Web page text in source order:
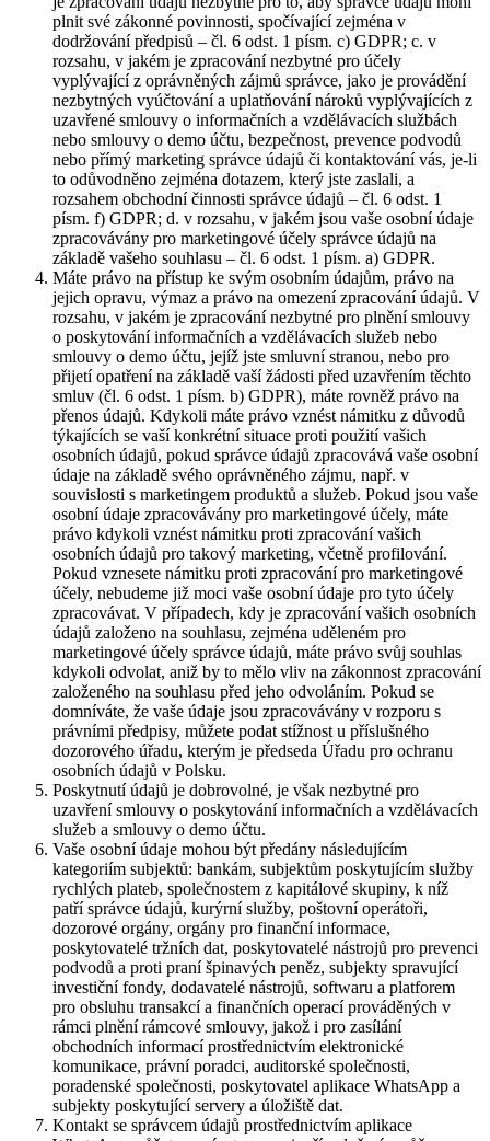
plnit své zákonné povinnosti, spočívající zejména v
dodržování předpisů – čl. 6 odst. 1 písm. c) GDPR; c. v
rozsahu, v jakém je zpracování nezbytné pro účely
vyplývající z oprávněných zájmů správce, jako je provádění
nezbytných vyúčtování a uplatňování nároků vyplývajících z
uzavřené smlouvy o informačních a vzdělávacích službách
nebo smlouvy o demo účtu, bezpečnost, prevence podvodů
nebo přímý marketing správce údajů či kontaktování vás, je-li
to odůvodněno zejména dotazem, který jste zaslali, a
rozsahem obchodní činnosti správce údajů – čl. 6 odst. 1
písm. f) GDPR; d. v rozsahu, v jakém jsou vaše osobní údaje
zpracovávány pro marketingové účely správce údajů na
základě vašeho souhlasu – čl. 6 odst. 1 písm. a) GDPR.
Máte právo na přístup ke svým osobním údajům, právo na
jejich opravu, výmaz a právo na omezení zpracování údajů. V
rozsahu, v jakém je zpracování nezbytné pro plnění smlouvy
o poskytování informačních a vzdělávacích služeb nebo
smlouvy o demo účtu, jejíž jste smluvní stranou, nebo pro
přijetí opatření na základě vaší žádosti před uzavřením těchto
smluv (čl. 6 odst. 1 písm. b) GDPR), máte rovněž právo na
přenos údajů. Kdykoli máte právo vznést námitku z důvodů
týkajících se vaší konkrétní situace proti použití vašich
osobních údajů, pokud správce údajů zpracovává vaše osobní
údaje na základě svého oprávněného zájmu, např. v
souvislosti s marketingem produktů a služeb. Pokud jsou vaše
osobní údaje zpracovávány pro marketingové účely, máte
právo kdykoli vznést námitku proti zpracování vašich
osobních údajů pro takový marketing, včetně profilování.
Pokud vznesete námitku proti zpracování pro marketingové
účely, nebudeme již moci vaše osobní údaje pro tyto účely
zpracovávat. V případech, kdy je zpracování vašich osobních
údajů založeno na souhlasu, zejména uděleném pro
marketingové účely správce údajů, máte právo svůj souhlas
kdykoli odvolat, aniž by to mělo vliv na zákonnost zpracování
založeného na souhlasu před jeho odvoláním. Pokud se
domníváte, že vaše údaje jsou zpracovávány v rozporu s
právními předpisy, můžete podat stížnost u příslušného
dozorového úřadu, kterým je předseda Úřadu pro ochranu
osobních údajů v Polsku.
Poskytnutí údajů je dobrovolné, je však nezbytné pro
uzavření smlouvy o poskytování informačních a vzdělávacích
služeb a smlouvy o demo účtu.
Vaše osobní údaje mohou být předány následujícím
kategoriím subjektů: bankám, subjektům poskytujícím služby
rychlých plateb, společnostem z kapitálové skupiny, k níž
patří správce údajů, kurýrní služby, poštovní operátoři,
dozorové orgány, orgány pro finanční informace,
poskytovatelé tržních dat, poskytovatelé nástrojů pro prevenci
podvodů a proti praní špinavých peněz, subjekty spravující
investiční fondy, dodavatelé nástrojů, softwaru a platforem
pro obsluhu transakcí a finančních operací prováděných v
rámci plnění rámcové smlouvy, jakož i pro zasílání
obchodních informací prostřednictvím elektronické
komunikace, právní poradci, auditorské společnosti,
poradenské společnosti, poskytovatel aplikace WhatsApp a
subjekty poskytující servery a úložiště dat.
Kontakt se správcem údajů prostřednictvím aplikace